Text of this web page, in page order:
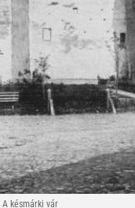
A késmárki vár